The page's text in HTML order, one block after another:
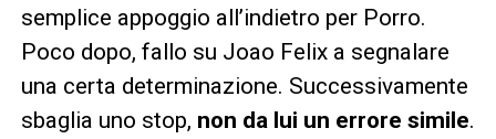
semplice appoggio all’indietro per Porro.
Poco dopo, fallo su Joao Felix a segnalare
una certa determinazione. Successivamente
sbaglia uno stop, non da lui un errore simile.